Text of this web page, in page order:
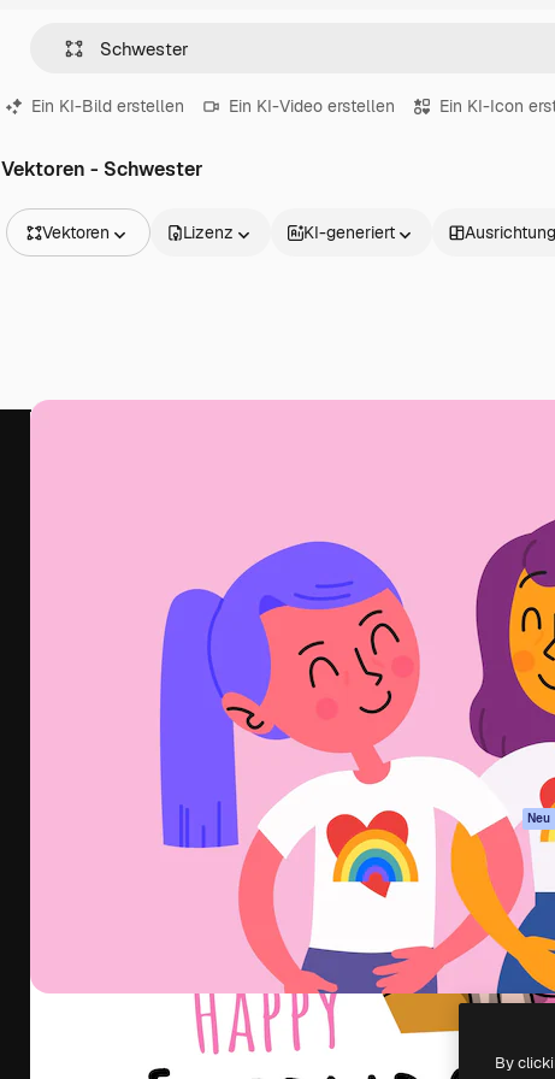
Ein KI-Bild erstellen Ein KI-Video erstellen Ein KI-Icon
Vektoren - Schwester
Vektoren
Videos
Lizenz KI-generiert Ausrichtung
Die kreative Plattform, um deine beste
Arbeit zu verwirklichen. Mehr als 1 Million
Abonnenten unter Kreativen, Unternehmen,
Agenturen und Studios.
Deutsch
Produkte
Spaces
KI-Assistent
KI-
KI-
Stock-
MCP für
Claude/
Agenten Neu
API
Mobile App
Alle
2026 Freepik Company S.L.U. Alle Rechte
By